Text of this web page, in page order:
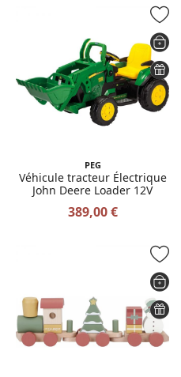
PEG
Véhicule tracteur Électrique
John Deere Loader 12V
389,00 €